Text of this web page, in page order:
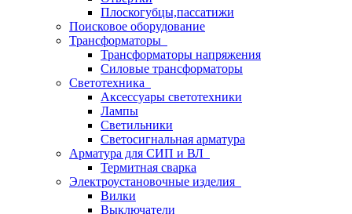
Плоскогубцы,пассатижи
Поисковое оборудование
Трансформаторы
Трансформаторы напряжения
Силовые трансформаторы
Светотехника
Аксессуары светотехники
Лампы
Светильники
Светосигнальная арматура
Арматура для СИП и ВЛ
Термитная сварка
Электроустановочные изделия
Вилки
Выключатели